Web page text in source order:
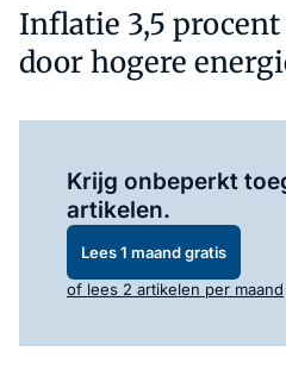
Inflatie 3,5
door hogere
Krijg onbeperkt
artikelen.
Lees 1 maand gratis
of lees 2 artikelen per maand